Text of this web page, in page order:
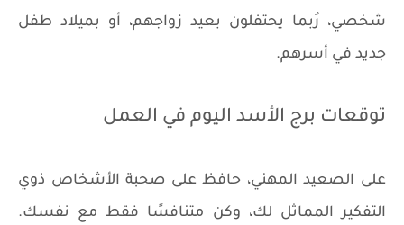
شخصي، رُبما يحتفلون بعيد زواجهم، أو بميلاد طفل
جديد في أسرهم.
توقعات برج الأسد اليوم في العمل
على الصعيد المهني، حافظ على صحبة الأشخاص ذوي
التفكير المماثل لك، وكن متنافسًا فقط مع نفسك.